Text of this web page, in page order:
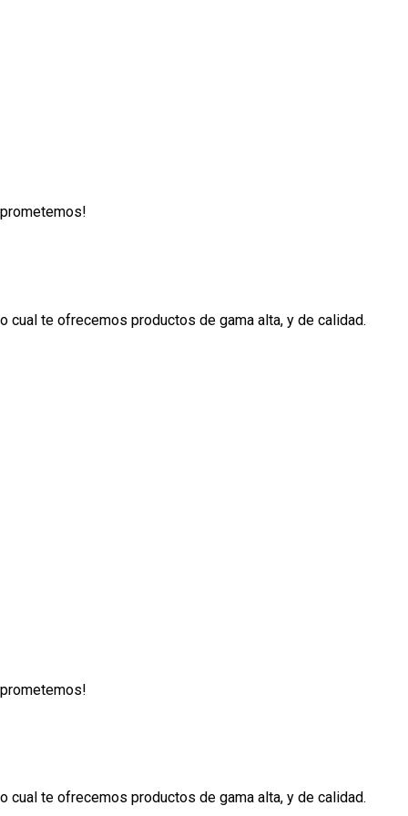
te ofrecemos productos de gama alta, y de calidad.
te ofrecemos productos de gama alta, y de calidad.